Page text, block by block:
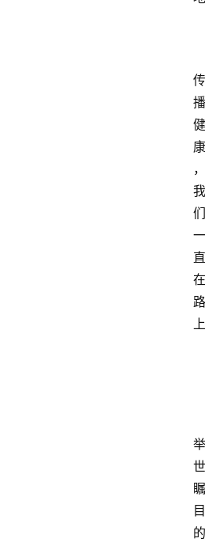
传
播
健
康
，
我
们
一
直
在
路
上
举
世
瞩
目
的